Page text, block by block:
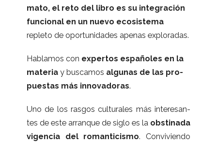
mato, el reto del libro es su inte­gra­ción
fun­cio­nal en un nuevo eco­sis­tema
repleto de opor­tu­ni­da­des ape­nas exploradas.
Habla­mos con exper­tos espa­ño­les en la
mate­riay bus­ca­mos algu­nas de las pro­
pues­tas más inno­va­do­ras.
Uno de los ras­gos cul­tu­ra­les más intere­san­
tes de este arran­que de siglo es la obs­ti­nada
vigen­cia del roman­ti­cismo. Con­vi­viendo